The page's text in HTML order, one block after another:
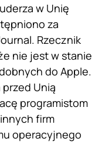
w Unię
za
Rzecznik
nie jest w stanie
do Apple.
Unią
programistom
firm
operacyjnego